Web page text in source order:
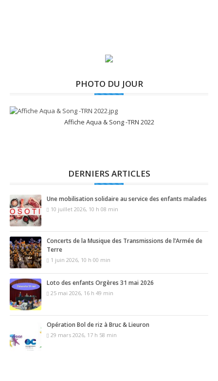
PHOTO DU JOUR
Affiche Aqua & Song -TRN 2022
DERNIERS ARTICLES
Une mobilisation solidaire au service des enfants malades
10 juillet 2026, 10 h 08 min
Concerts de la Musique des Transmissions de l’Armée de
Terre
1 juin 2026, 10 h 00 min
Loto des enfants Orgères 31 mai 2026
25 mai 2026, 16 h 49 min
Opération Bol de riz à Bruc & Lieuron
29 mars 2026, 17 h 58 min